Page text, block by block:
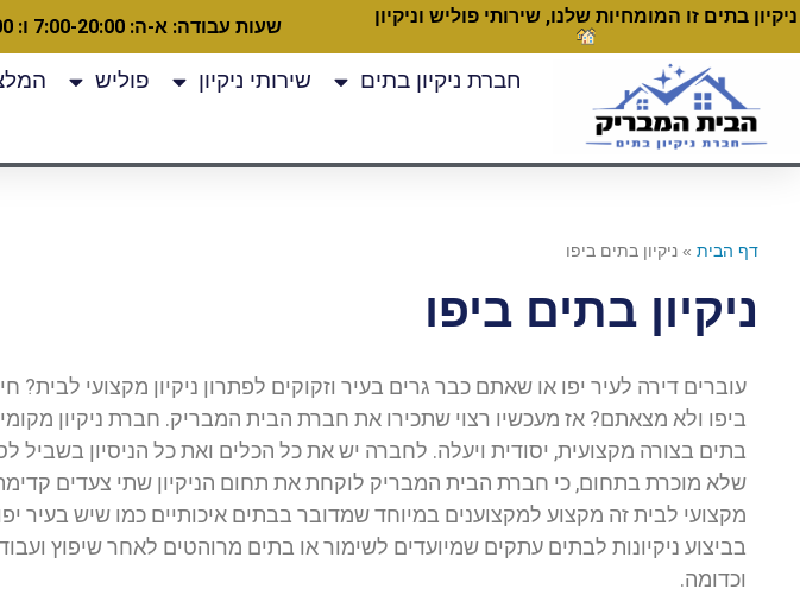
ניקיון בתים זו המומחיות שלנו, שירותי פוליש וניקיון שעות עבודה: א-ה: 7:00-20:00 ו: 7:00-13:00
חברת ניקיון בתים שירותי ניקיון פוליש
דף הבית » ניקיון בתים ביפו
ניקיון בתים ביפו
עוברים דירה לעיר יפו או שאתם כבר גרים בעיר וזקוקים לפתרון ניקיון מקצועי לבית?
ביפו ולא מצאתם? אז מעכשיו רצוי שתכירו את חברת הבית המבריק. חברת ניקיון
בתים בצורה מקצועית, יסודית ויעלה. לחברה יש את כל הכלים ואת כל הניסיון בשביל
שלא מוכרת בתחום, כי חברת הבית המבריק לוקחת את תחום הניקיון שתי צעדים קדימה.
מקצועי לבית זה מקצוע למקצוענים במיוחד שמדובר בבתים איכותיים כמו שיש בעיר
בביצוע ניקיונות לבתים עתקים שמיועדים לשימור או בתים מרוהטים לאחר שיפוץ
וכדומה.